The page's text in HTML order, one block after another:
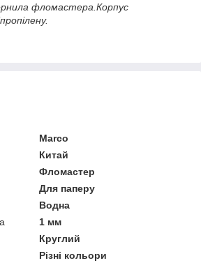
фломастера.Корпус
Marco
Китай
Фломастер
Для паперу
Водна
1 мм
Круглий
Різні кольори